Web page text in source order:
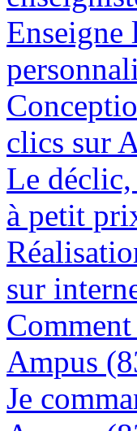
Enseigne
clics sur
Le déclic,
à petit
sur
Ampus
Je